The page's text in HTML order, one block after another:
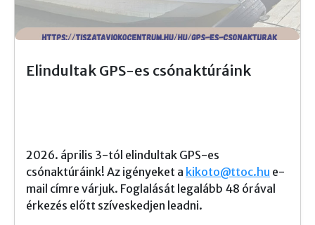
Elindultak GPS-es csónaktúráink
2026. április 3-tól elindultak GPS-es
csónaktúráink! Az igényeket a kikoto@ttoc.hu e-
mail címre várjuk. Foglalását legalább 48 órával
érkezés előtt szíveskedjen leadni.